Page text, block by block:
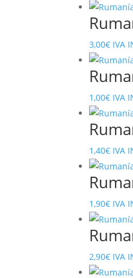
3,00€ IVA
1,00€ IVA
1,40€ IVA
1,90€ IVA
2,90€ IVA